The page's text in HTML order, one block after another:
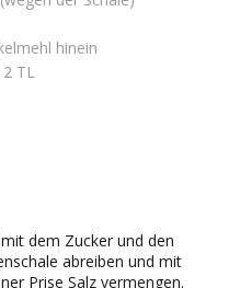
hinein
TL
dem Zucker und den
abreiben und mit
Prise Salz vermengen.